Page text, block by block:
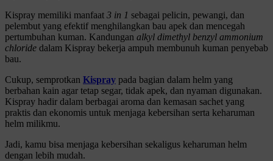
Kispray memiliki manfaat 3 in 1 sebagai pelicin, pewangi, dan
pelembut yang efektif menghilangkan bau apek dan mencegah
pertumbuhan kuman. Kandungan alkyl dimethyl benzyl ammonium
chloride dalam Kispray bekerja ampuh membunuh kuman penyebab
bau.
Cukup, semprotkan Kispray pada bagian dalam helm yang
berbahan kain agar tetap segar, tidak apek, dan nyaman digunakan.
Kispray hadir dalam berbagai aroma dan kemasan sachet yang
praktis dan ekonomis untuk menjaga kebersihan serta keharuman
helm milikmu.
Jadi, kamu bisa menjaga kebersihan sekaligus keharuman helm
dengan lebih mudah.